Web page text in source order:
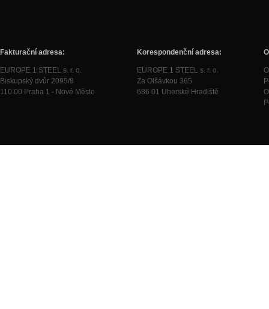
Fakturační adresa:
EUROPE 1 STEEL s. r. o.
Biskupský dvůr 2095/8
110 00 Praha 1 - Nové Město
Korespondenční adresa:
EUROPE 1 STEEL s. r. o.
Za Olšávkou 365
686 01 Uherské Hradiště